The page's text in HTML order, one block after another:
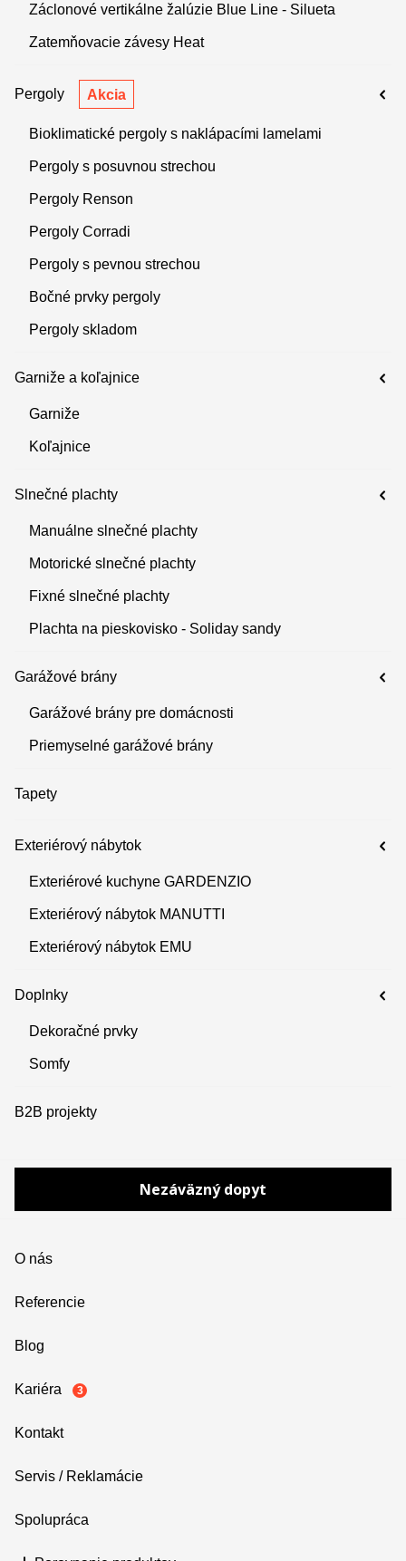
Záclonové vertikálne žalúzie Blue Line - Silueta
Zatemňovacie závesy Heat
Pergoly Akcia
Bioklimatické pergoly s naklápacími lamelami
Pergoly s posuvnou strechou
Pergoly Renson
Pergoly Corradi
Pergoly s pevnou strechou
Bočné prvky pergoly
Pergoly skladom
Garniže a koľajnice
Garniže
Koľajnice
Slnečné plachty
Manuálne slnečné plachty
Motorické slnečné plachty
Fixné slnečné plachty
Plachta na pieskovisko - Soliday sandy
Garážové brány
Garážové brány pre domácnosti
Priemyselné garážové brány
Tapety
Exteriérový nábytok
Exteriérové kuchyne GARDENZIO
Exteriérový nábytok MANUTTI
Exteriérový nábytok EMU
Doplnky
Dekoračné prvky
Somfy
B2B projekty
Nezáväzný dopyt
O nás
Referencie
Blog
Kariéra 3
Kontakt
Servis / Reklamácie
Spolupráca